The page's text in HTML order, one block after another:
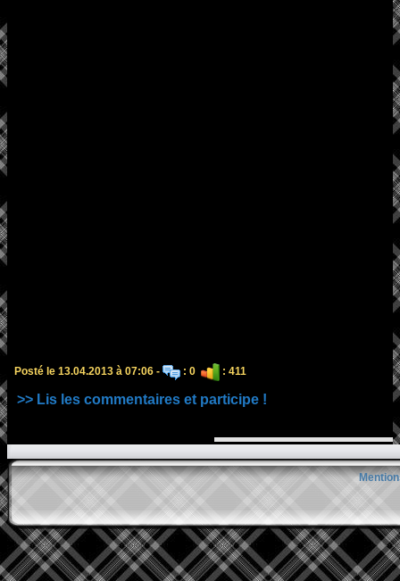
Posté le 13.04.2013 à 07:06 - : 0 : 411
>> Lis les commentaires et participe !